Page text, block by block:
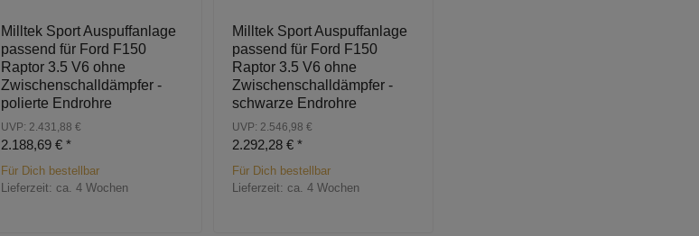
Milltek Sport Auspuffanlage
passend für Ford F150
Raptor 3.5 V6 ohne
Zwischenschalldämpfer -
polierte Endrohre
UVP: 2.431,88 €
2.188,69 € *
Für Dich bestellbar
Lieferzeit: ca. 4 Wochen
Milltek Sport Auspuffanlage
passend für Ford F150
Raptor 3.5 V6 ohne
Zwischenschalldämpfer -
schwarze Endrohre
UVP: 2.546,98 €
2.292,28 € *
Für Dich bestellbar
Lieferzeit: ca. 4 Wochen